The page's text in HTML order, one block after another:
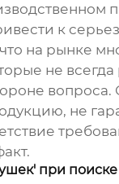
к
на рынке
не
вопроса.
не
при